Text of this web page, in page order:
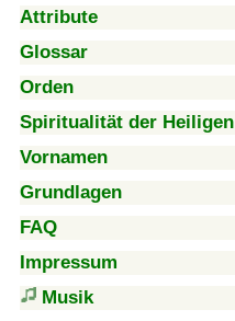
Attribute
Glossar
Orden
Spiritualität der Heiligen
Vornamen
Grundlagen
FAQ
Impressum
Musik